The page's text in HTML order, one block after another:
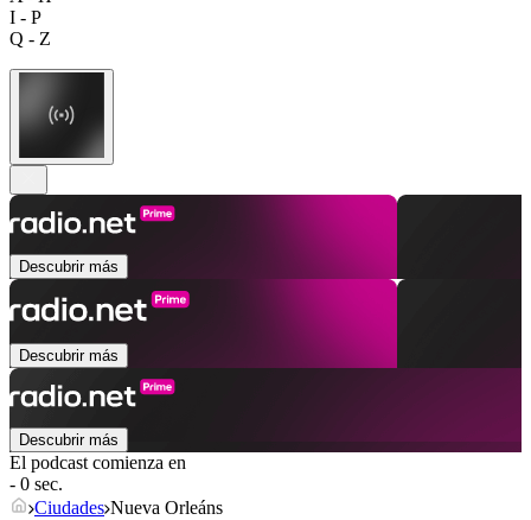
I - P
Q - Z
Descubrir más
Descubrir más
Descubrir más
El podcast comienza en
- 0 sec.
Ciudades Nueva Orleáns